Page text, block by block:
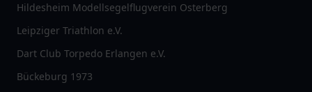
Hildesheim Modellsegelflugverein Osterberg
Leipziger Triathlon e.V.
Dart Club Torpedo Erlangen e.V.
Bückeburg 1973